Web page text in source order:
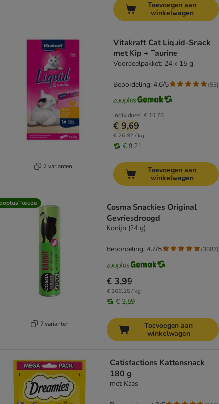
Toevoegen aan
winkelwagen
2 varianten
Vitakraft Cat Liquid-Snack
met Kip + Taurine
Voordeelpakket: 24 x 15 g
individueel€ 10,76
€ 9,69
€ 26,92 / kg
€ 9,21
Beoordeling: 4.6/5 (53)
Toevoegen aan
winkelwagen
keuze
7 varianten
Cosma Snackies Original
Gevriesdroogd
Konijn (24 g)
€ 3,99
€ 166,25 / kg
€ 3,59
Beoordeling: 4.7/5 (3887)
Toevoegen aan
winkelwagen
Catisfactions Kattensnack
180 g
met Kaas